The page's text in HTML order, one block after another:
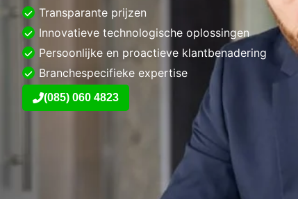
Transparante prijzen
Innovatieve technologische oplossingen
Persoonlijke en proactieve klantbenadering
Branchespecifieke expertise
(085) 060 4823